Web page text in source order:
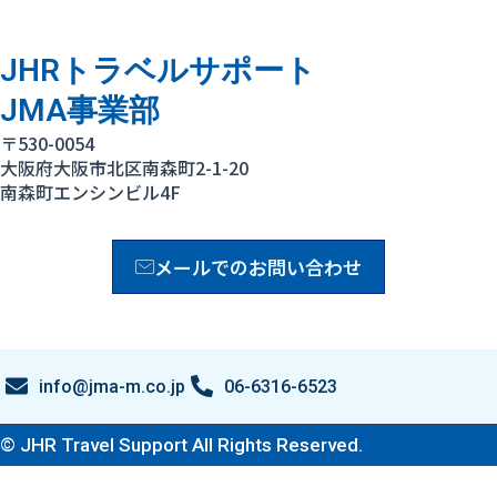
JHRトラベルサポート
JMA事業部
〒530-0054
大阪府大阪市北区南森町2-1-20
南森町エンシンビル4F
メールでのお問い合わせ
info@jma-m.co.jp 06-6316-6523
© JHR Travel Support All Rights Reserved.